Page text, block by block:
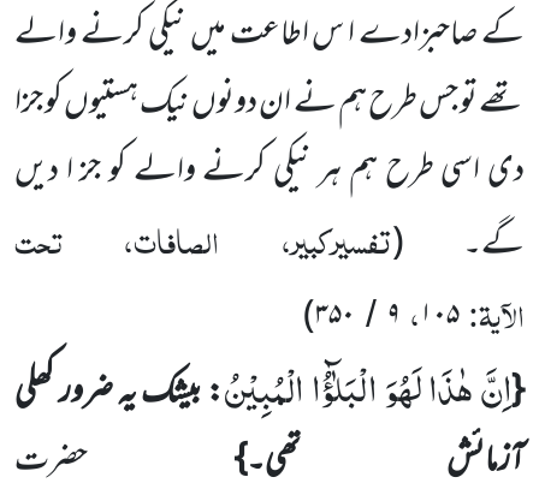
کے صاحبزادے ا س اطاعت میں نیکی کرنے والے
تھے تو جس طرح ہم نے ان دونوں نیک ہستیوں کو جزا
دی اسی طرح ہم ہر نیکی کرنے والے کو جز ا دیں
گے۔ (تفسیرکبیر، الصافات، تحت
الآیۃ:۱۰۵، ۹ / ۳۵۰)
{اِنَّ هٰذَا لَهُوَ الْبَلٰٓؤُا الْمُبِیْنُ: بیشک یہ ضرور کھلی
آزمائش تھی۔} حضرت